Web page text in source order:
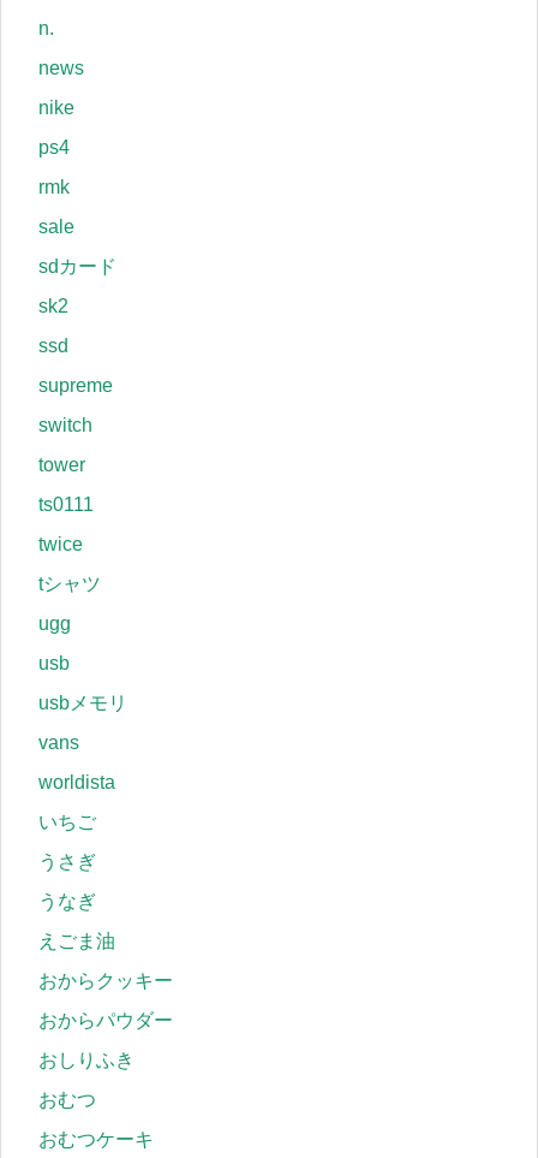
n.
news
nike
ps4
rmk
sale
sdカード
sk2
ssd
supreme
switch
tower
ts0111
twice
tシャツ
ugg
usb
usbメモリ
vans
worldista
いちご
うさぎ
うなぎ
えごま油
おからクッキー
おからパウダー
おしりふき
おむつ
おむつケーキ